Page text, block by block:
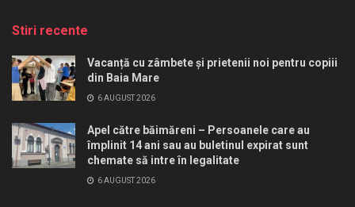
Stiri recente
Vacanță cu zâmbete și prietenii noi pentru copiii
din Baia Mare
6 AUGUST 2026
Apel către băimăreni – Persoanele care au
împlinit 14 ani sau au buletinul expirat sunt
chemate să intre în legalitate
6 AUGUST 2026